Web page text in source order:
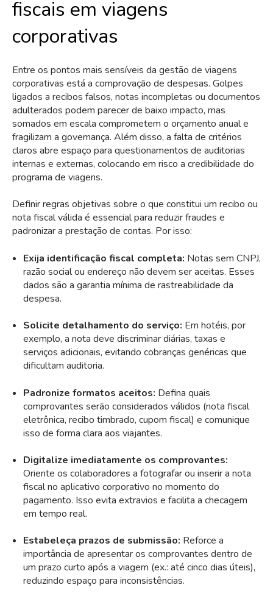
fiscais em viagens
corporativas
Entre os pontos mais sensíveis da gestão de viagens
corporativas está a comprovação de despesas. Golpes
ligados a recibos falsos, notas incompletas ou documentos
adulterados podem parecer de baixo impacto, mas
somados em escala comprometem o orçamento anual e
fragilizam a governança. Além disso, a falta de critérios
claros abre espaço para questionamentos de auditorias
internas e externas, colocando em risco a credibilidade do
programa de viagens.
Definir regras objetivas sobre o que constitui um recibo ou
nota fiscal válida é essencial para reduzir fraudes e
padronizar a prestação de contas. Por isso:
Exija identificação fiscal completa: Notas sem CNPJ,
razão social ou endereço não devem ser aceitas. Esses
dados são a garantia mínima de rastreabilidade da
despesa.
Solicite detalhamento do serviço: Em hotéis, por
exemplo, a nota deve discriminar diárias, taxas e
serviços adicionais, evitando cobranças genéricas que
dificultam auditoria.
Padronize formatos aceitos: Defina quais
comprovantes serão considerados válidos (nota fiscal
eletrônica, recibo timbrado, cupom fiscal) e comunique
isso de forma clara aos viajantes.
Digitalize imediatamente os comprovantes:
Oriente os colaboradores a fotografar ou inserir a nota
fiscal no aplicativo corporativo no momento do
pagamento. Isso evita extravios e facilita a checagem
em tempo real.
Estabeleça prazos de submissão: Reforce a
importância de apresentar os comprovantes dentro de
um prazo curto após a viagem (ex.: até cinco dias úteis),
reduzindo espaço para inconsistências.